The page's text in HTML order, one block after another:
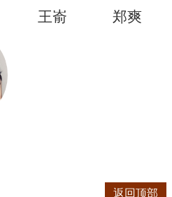
王嵛 郑爽
返回顶部